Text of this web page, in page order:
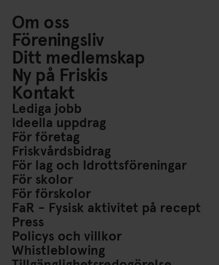
Om oss
Föreningsliv
Ditt medlemskap
Ny på Friskis
Kontakt
Lediga jobb
Ideella uppdrag
För företag
Friskvårdsbidrag
För lag och Idrottsföreningar
För skolor
För förskolor
FaR - Fysisk aktivitet på recept
Press
Policys och villkor
Whistleblowing